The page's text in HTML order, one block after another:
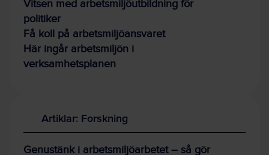
Vitsen med arbetsmiljöutbildning för
politiker
Få koll på arbetsmiljöansvaret
Här ingår arbetsmiljön i
verksamhetsplanen
Artiklar: Forskning
Genustänk i arbetsmiljöarbetet – så gör